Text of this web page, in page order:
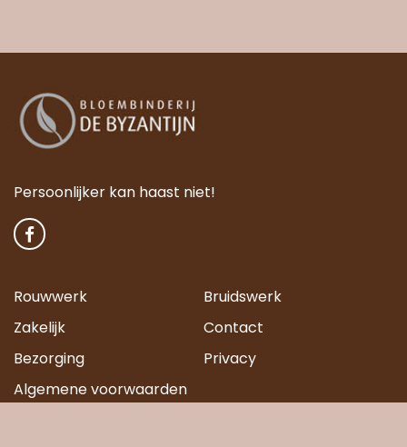
Persoonlijker kan haast niet!
Rouwwerk
Bruidswerk
Zakelijk
Contact
Bezorging
Privacy
Algemene voorwaarden